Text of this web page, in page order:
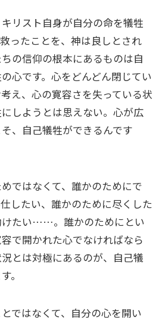
リスト自身が自分の命を犠牲
ったことを、神は良しとされ
の信仰の根本にあるものは自
心です。心をどんどん閉じてい
え、心の寛容さを失っている状
しようとは思えない。心が広
、自己犠牲ができるんです
ではなくて、誰かのためにで
したい、誰かのために尽くした
けたい……。誰かのためにとい
で開かれた心でなければなら
とは対極にあるのが、自己犠
。
ではなくて、自分の心を開い